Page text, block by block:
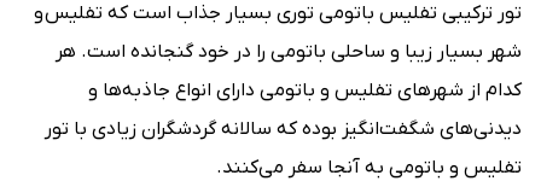
تور ترکیبی تفلیس باتومی توری بسیار جذاب است که تفلیس و
شهر بسیار زیبا و ساحلی باتومی را در خود گنجانده است. هر
کدام از شهرهای تفلیس و باتومی دارای انواع جاذبه‌ها و
دیدنی‌های شگفت‌انگیز بوده که سالانه گردشگران زیادی با تور
تفلیس و باتومی به آنجا سفر می‌کنند.